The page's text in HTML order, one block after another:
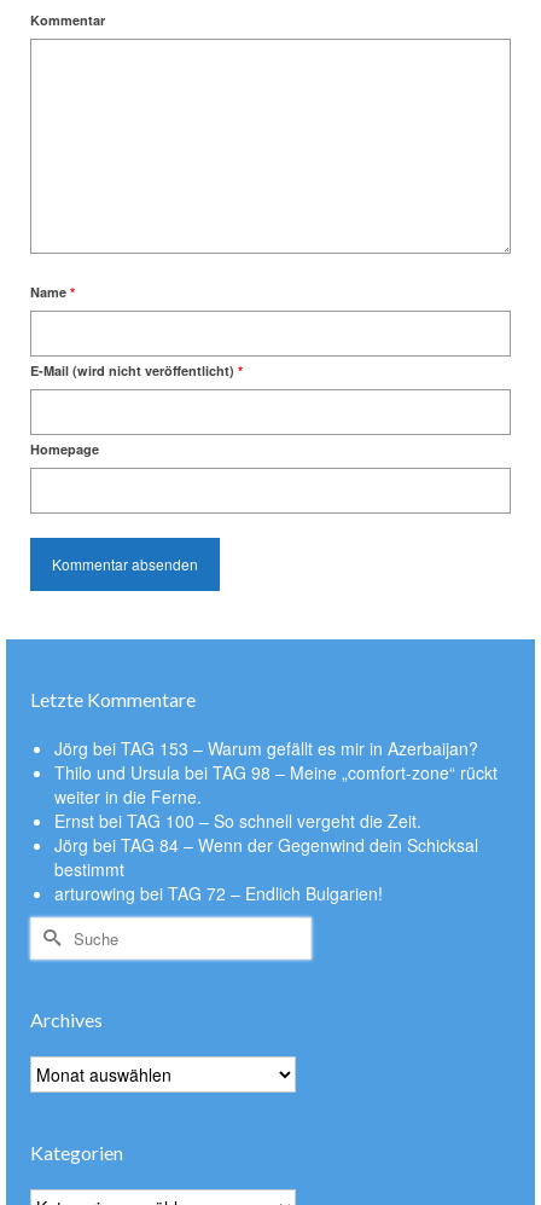
Kommentar
Name *
E-Mail (wird nicht veröffentlicht) *
Homepage
Letzte Kommentare
Jörg bei TAG 153 – Warum gefällt es mir in Azerbaijan?
Thilo und Ursula bei TAG 98 – Meine „comfort-zone“ rückt
weiter in die Ferne.
Ernst bei TAG 100 – So schnell vergeht die Zeit.
Jörg bei TAG 84 – Wenn der Gegenwind dein Schicksal
bestimmt
arturowing bei TAG 72 – Endlich Bulgarien!
Suche
nach:
Archives
Archives
Kategorien